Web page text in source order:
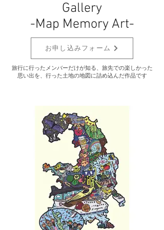
Gallery
-Map Memory Art-
お申し込みフォーム
旅行に行ったメンバーだけが知る、旅先での楽しかった
思い出を、行った土地の地図に詰め込んだ作品です